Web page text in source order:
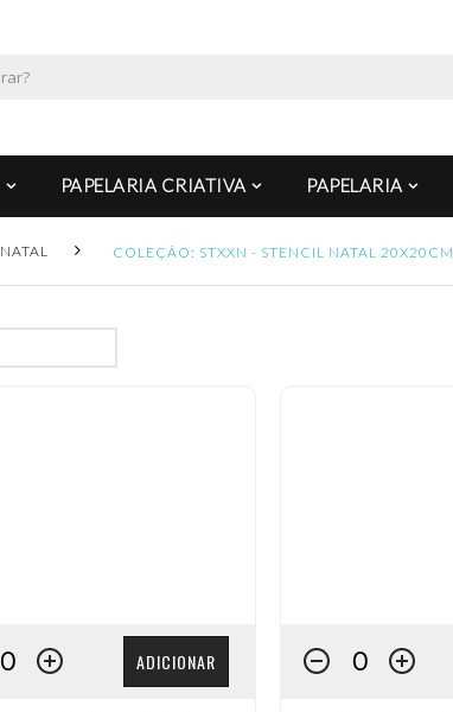
PAPELARIA CRIATIVA PAPELARIA
NATAL COLEÇÃO: STXXN - STENCIL NATAL 20X20CM
ADICIONAR